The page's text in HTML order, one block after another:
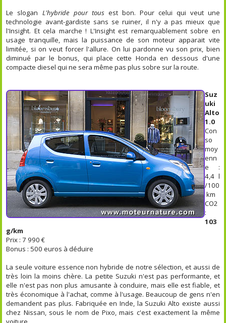
Le slogan L'hybride pour tousest bon. Pour celui qui veut une
technologie avant-gardiste sans se ruiner, il n'y a pas mieux que
l'Insight. Et cela marche ! L'Insight est remarquablement sobre en
usage tranquille, mais la puissance de son moteur apparait vite
limitée, si on veut forcer l'allure. On lui pardonne vu son prix, bien
diminué par le bonus, qui place cette Honda en dessous d'une
compacte diesel qui ne sera même pas plus sobre sur la route.
Suz
uki
Alto
1.0
Con
so
moy
enn
e :
4,4 l
/100
km
CO2
:
103
g/km
Prix : 7 990 €
Bonus : 500 euros à déduire
La seule voiture essence non hybride de notre sélection, et aussi de
très loin la moins chère. La petite Suzuki n'est pas performante, et
elle n'est pas non plus amusante à conduire, mais elle est fiable, et
très économique à l'achat, comme à l'usage. Beaucoup de gens n'en
demandent pas plus. Fabriquée en Inde, la Suzuki Alto existe aussi
chez Nissan, sous le nom de Pixo, mais c'est exactement la même